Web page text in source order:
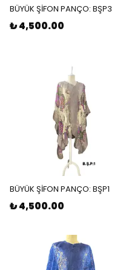
BÜYÜK ŞİFON PANÇO: BŞP3
₺ 4,500.00
BÜYÜK ŞİFON PANÇO: BŞP1
₺ 4,500.00